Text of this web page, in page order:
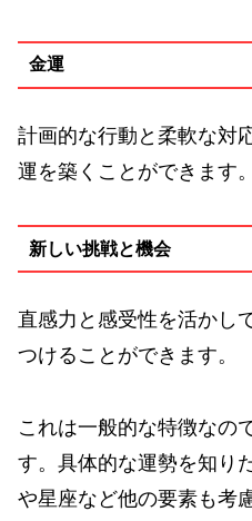
金運
計画的な行動と柔軟な対
運を築くことができます。
新しい挑戦と機会
直感力と感受性を活かし
つけることができます。
これは一般的な特徴なの
す。具体的な運勢を知り
や星座など他の要素も考